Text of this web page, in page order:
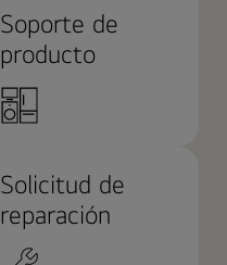
Soporte de
producto
Solicitud de
reparación